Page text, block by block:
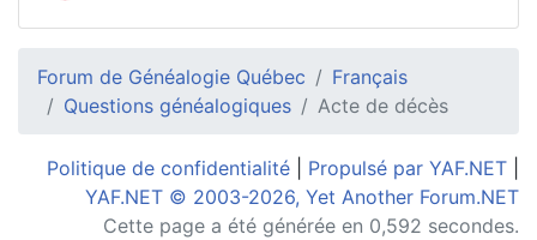
Forum de Généalogie Québec
Français
Questions généalogiques
Acte de décès
Politique de confidentialité Propulsé par YAF.NET
YAF.NET © 2003-2026, Yet Another Forum.NET
Cette page a été générée en 0,592 secondes.